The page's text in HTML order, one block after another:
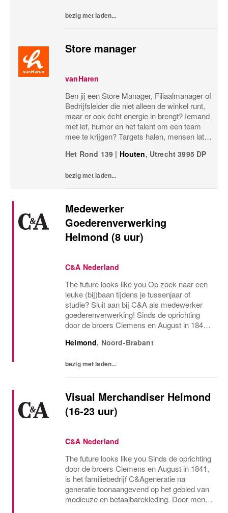
bezig met laden...
Store manager
vanHaren
Ben jij een Store Manager, Filiaalmanager of
Bedrijfsleider die niet alleen de winkel runt,
maar er ook écht energie in brengt? Iemand
met lef, humor en het talent om een team
mee te krijgen? Targets halen, mensen laten
please! Dan zoeken wij jou.Bij...
Het Rond 139 | Houten, Utrecht 3995 DP
bezig met laden...
Medewerker
Goederenverwerking
Helmond (8 uur)
C&A Nederland
The future looks like you Op zoek naar een
leuke (bij)baan tijdens je tussenjaar of
studie? Sluit aan bij C&A als medewerker
goederenverwerking! Sinds de oprichting
door de broers Clemens en August in 1841,
generatie toonaangevend op het gebied van
Helmond, Noord-Brabant
bezig met laden...
Visual Merchandiser Helmond
(16-23 uur)
C&A Nederland
The future looks like you Sinds de oprichting
door de broers Clemens en August in 1841,
is het familiebedrijf C&Ageneratie na
generatie toonaangevend op het gebied van
modieuze en betaalbarekleding. Door mens